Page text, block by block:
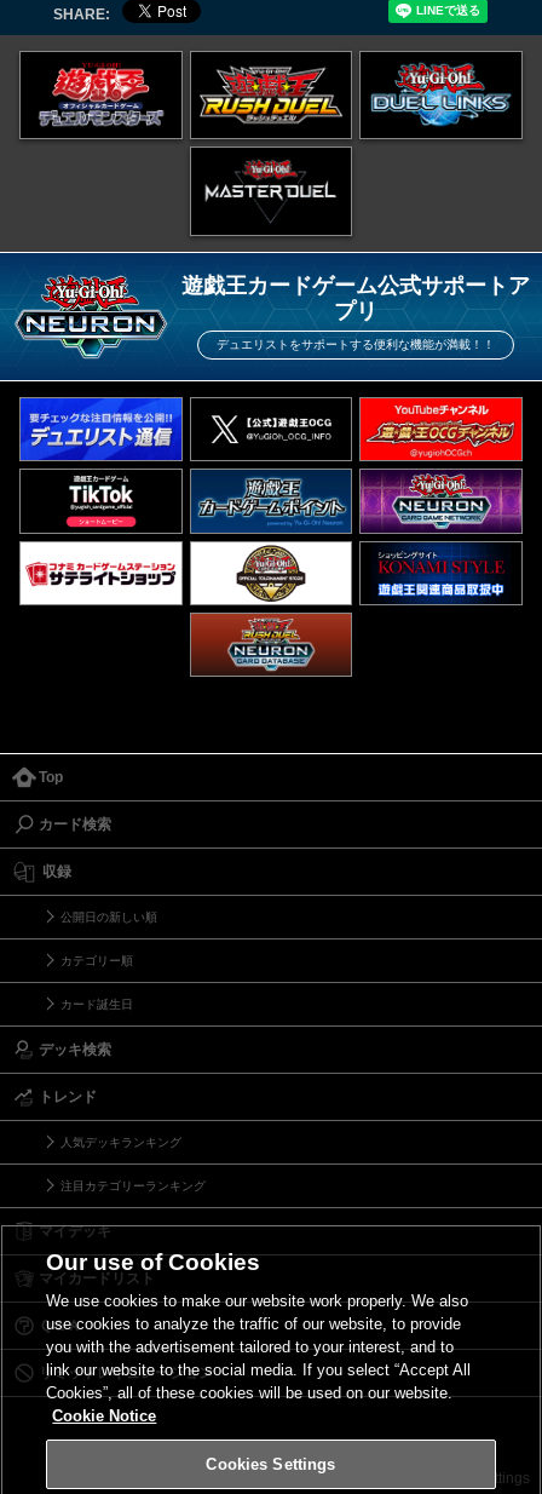
SHARE:
遊戯王カードゲーム公式サポートア
プリ
デュエリストをサポートする便利な機能が満載！！
Top
カード検索
収録
公開日の新しい順
カテゴリー順
カード誕生日
デッキ検索
トレンド
人気デッキランキング
注目カテゴリーランキング
マイデッキ
マイカードリスト
Ｑ＆Ａ
リミットレギュレーション
サイトポリシー Cookies Settings
Our use of Cookies
We use cookies to make our website work properly. We also
use cookies to analyze the traffic of our website, to provide
you with the advertisement tailored to your interest, and to
link our website to the social media. If you select “Accept All
Cookies”, all of these cookies will be used on our website.
Cookie Notice
Cookies Settings